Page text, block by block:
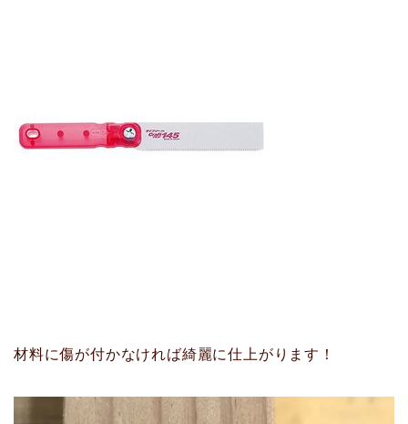
材料に傷が付かなければ綺麗に仕上がります！